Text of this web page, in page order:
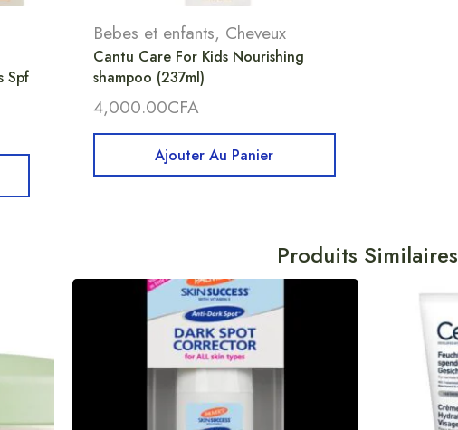
Spf
Bebes et enfants, Cheveux
Cantu Care For Kids Nourishing
shampoo (237ml)
4,000.00CFA
Ajouter Au Panier
Produits Similaires